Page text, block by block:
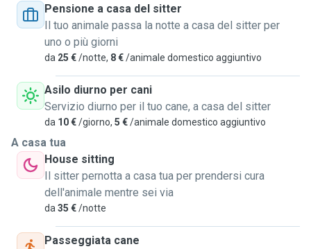
Pensione a casa del sitter
Il tuo animale passa la notte a casa del sitter per
uno o più giorni
da 25 €/notte, 8 €/animale domestico aggiuntivo
Asilo diurno per cani
Servizio diurno per il tuo cane, a casa del sitter
da 10 €/giorno, 5 €/animale domestico aggiuntivo
A casa tua
House sitting
Il sitter pernotta a casa tua per prendersi cura
dell'animale mentre sei via
da 35 €/notte
Passeggiata cane